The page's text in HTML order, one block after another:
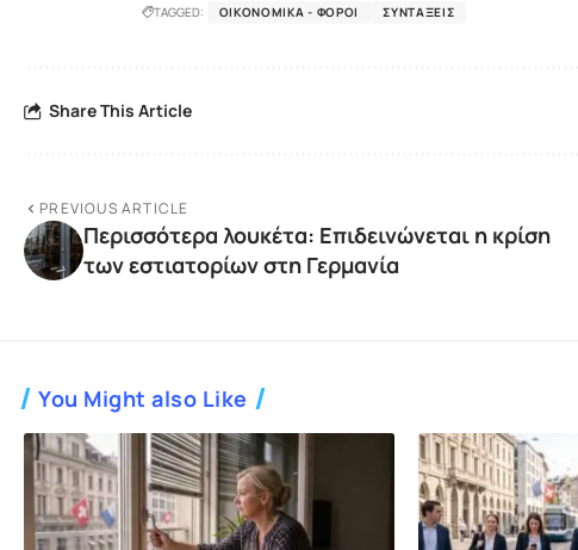
TAGGED: ΟΙΚΟΝΟΜΙΚΆ - ΦΌΡΟΙ ΣΥΝΤΆΞΕΙΣ
Share This Article
PREVIOUS ARTICLE
Περισσότερα λουκέτα: Επιδεινώνεται η κρίση
των εστιατορίων στη Γερμανία
You Might also Like